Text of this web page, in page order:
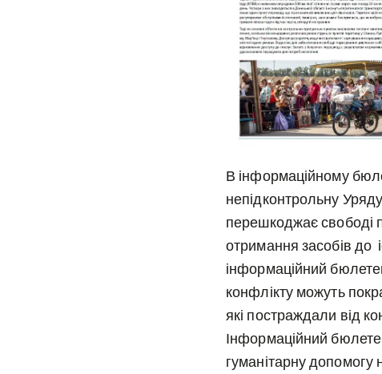
В інформаційному
непідконтрольну
перешкоджає свободі
отримання засобів до
інформаційний
конфлікту можуть
які постраждали від
Інформаційний
гуманітарну допомогу